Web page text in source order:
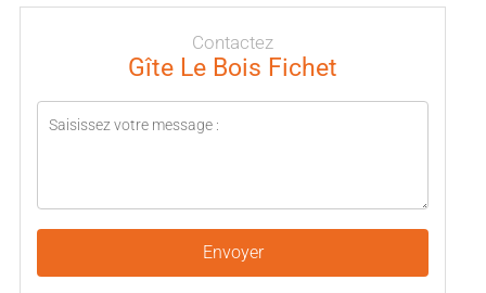
Contactez
Gîte Le Bois Fichet
Envoyer